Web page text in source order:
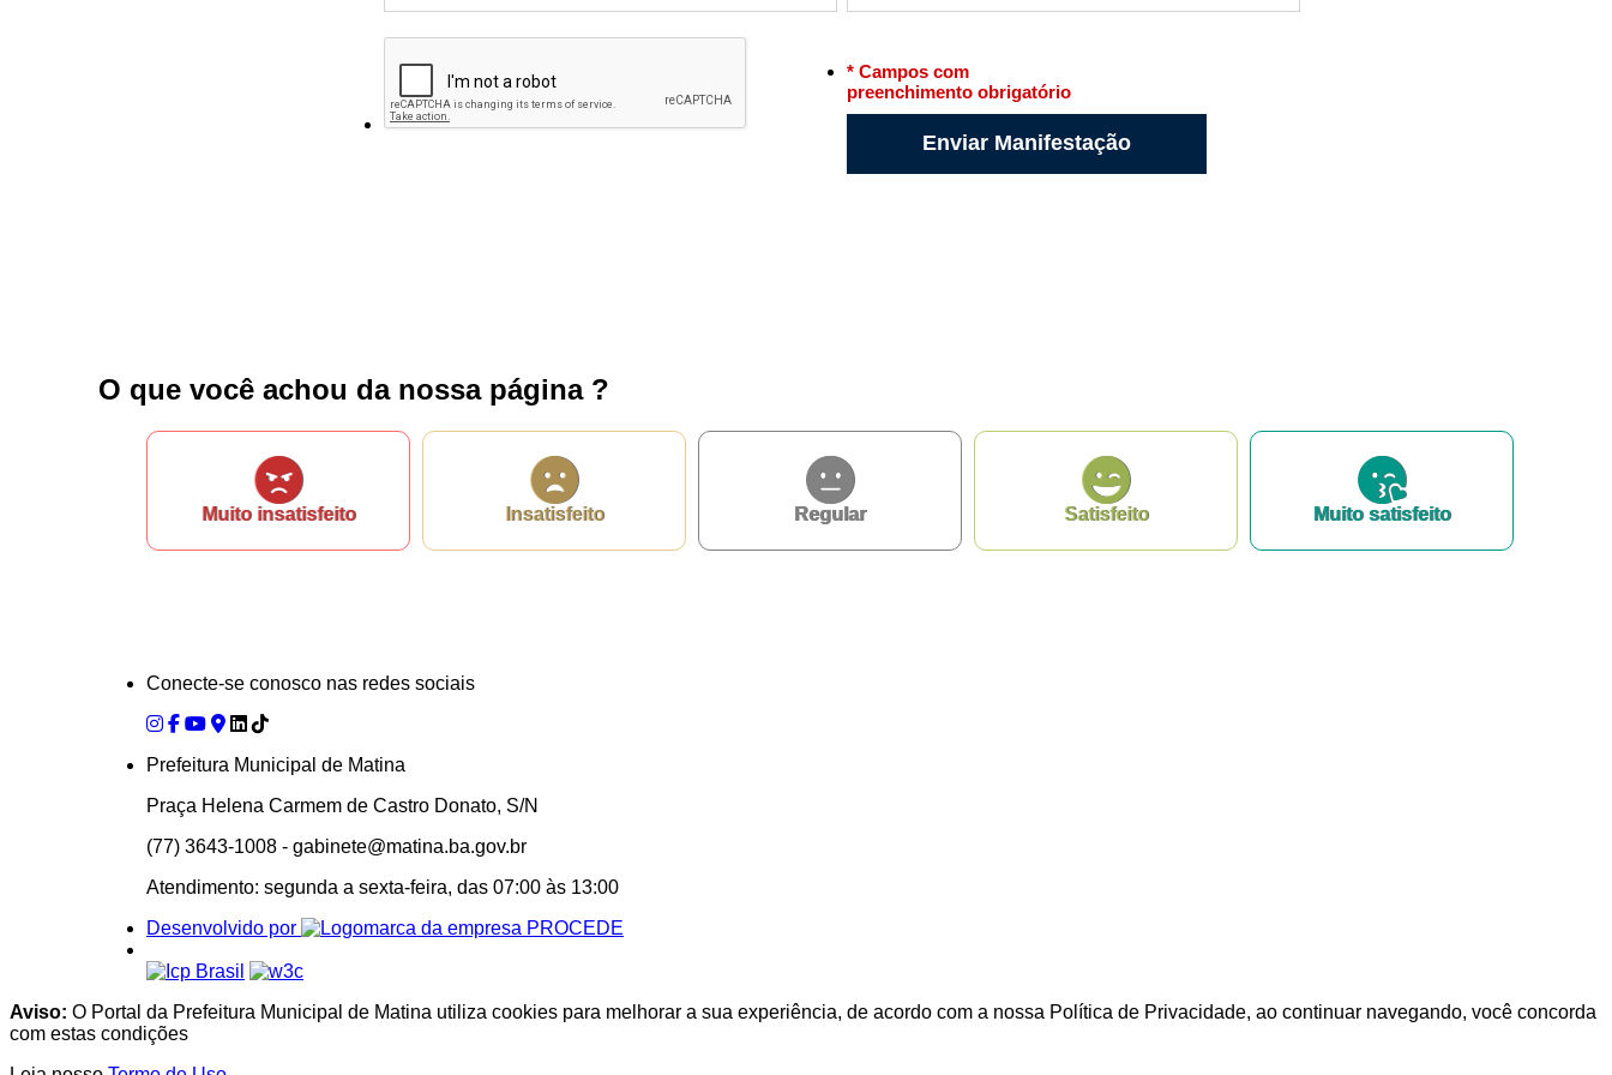
* Campos com
preenchimento obrigatório
O que você achou da nossa página ?
Muito insatisfeito Insatisfeito Regular Satisfeito Muito satisfeito
Conecte-se conosco nas redes sociais
Prefeitura Municipal de Matina
Praça Helena Carmem de Castro Donato, S/N
(77) 3643-1008 - gabinete@matina.ba.gov.br
Atendimento: segunda a sexta-feira, das 07:00 às 13:00
Desenvolvido por
Aviso: O Portal da Prefeitura Municipal de Matina utiliza cookies para melhorar a sua experiência, de acordo com a nossa Política de Privacidade, ao continuar navegando, você concorda
com estas condições